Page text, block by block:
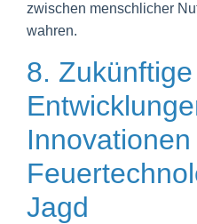
zwischen menschlicher
wahren.
8. Zukünftige
Jagd